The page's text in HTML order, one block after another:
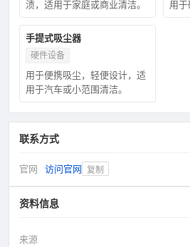
渍，适用于家庭或商业清洁。
用于
手提式吸尘器
硬件设备
用于便携吸尘，轻便设计，适
用于汽车或小范围清洁。
联系方式
官网 访问官网 复制
资料信息
来源